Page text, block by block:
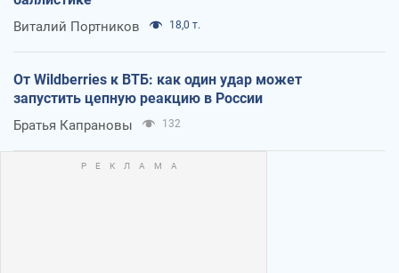
Виталий Портников 18,0 т.
От Wildberries к ВТБ: как один удар может
запустить цепную реакцию в России
Братья Капрановы 132